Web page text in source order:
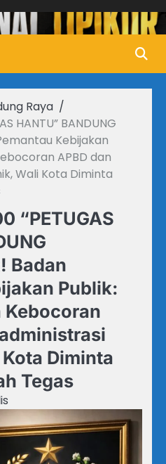
Raya
HANTU” BANDUNG
Kebijakan
APBD dan
Wali Kota Diminta
“PETUGAS
Badan
Publik:
Kebocoran
Diminta
Tegas